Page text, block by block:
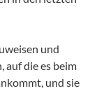
und
auf die es beim
und sie